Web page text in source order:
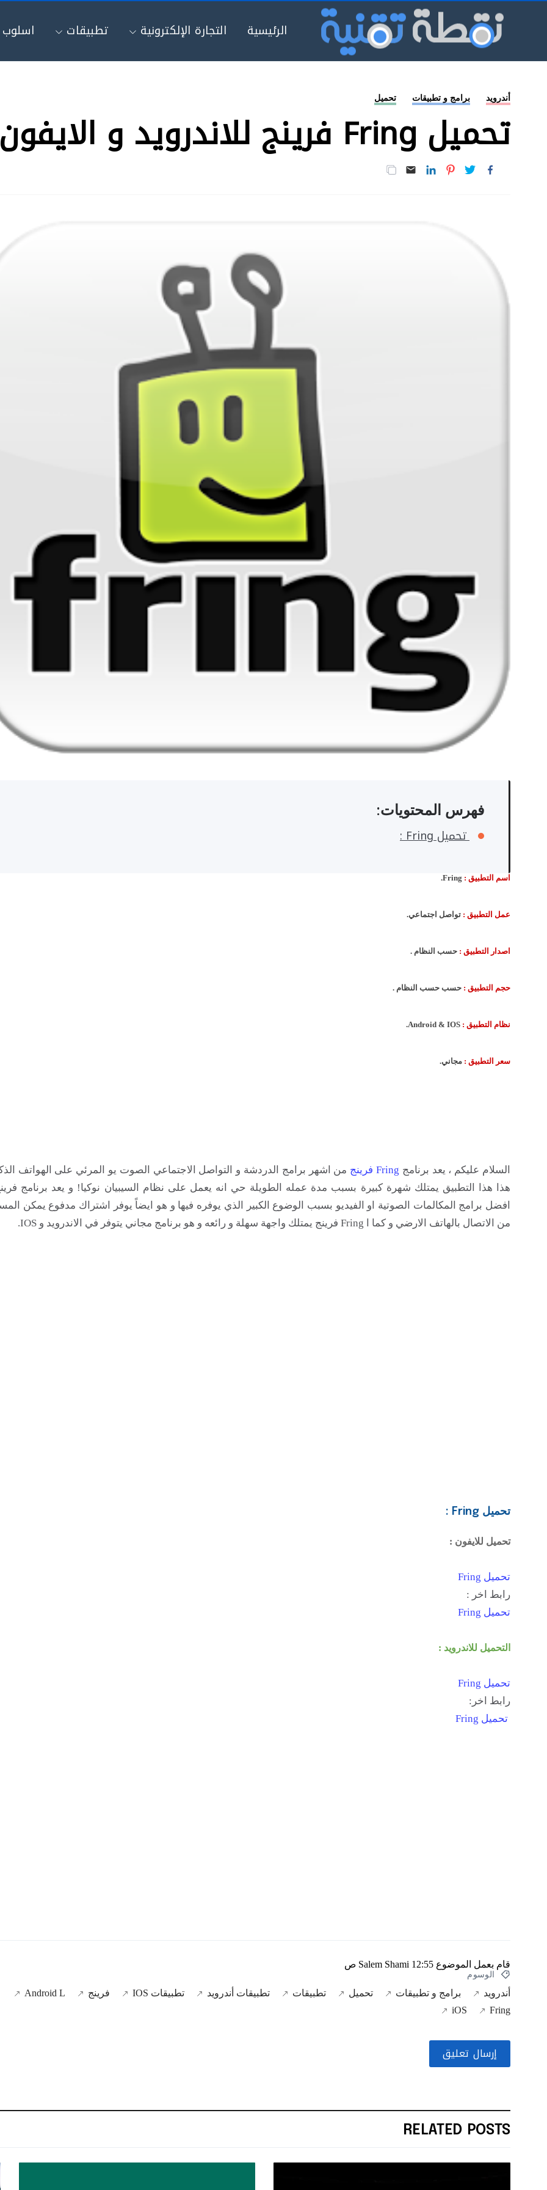
الرئيسية التجارة الإلكترونية تطبيقات اسلوب
أندرويد برامج و تطبيقات تحميل
تحميل Fring فرينج للاندرويد و الايفون
فهرس المحتويات:
تحميل Fring :
اسم التطبيق :
عمل التطبيق : تواصل اجتماعي.
اصدار التطبيق : حسب النظام .
حجم التطبيق : حسب حسب النظام .
نظام التطبيق :
سعر التطبيق : مجاني.
السلام عليكم ، يعد برنامج Fring فرينج من اشهر برامج الدردشة و التواصل الاجتماعي الصوت يو المرئي على الهواتف
هذا هذا التطبيق يمتلك شهرة كبيرة بسبب مدة عمله الطويلة حي انه يعمل على نظام السيبيان نوكيا! و يعد برنامج
افضل برامج المكالمات الصوتية او الفيديو بسبب الوضوع الكبير الذي يوفره فيها و هو ايضاً يوفر اشتراك مدفوع يمكن
من الاتصال بالهاتف الارضي و كما ا Fring فرينج يمتلك واجهة سهلة و رائعه و هو برنامج مجاني يتوفر في الاندرويد و IOS.
تحميل Fring :
تحميل للايفون :
تحميل Fring
رابط اخر :
تحميل Fring
التحميل للاندرويد :
تحميل Fring
رابط اخر:
تحميل Fring
قام بعمل الموضوع Salem Shami 12:55 ص
الوسوم
أندرويد برامج و تطبيقات تحميل تطبيقات تطبيقات أندرويد تطبيقات IOS فرينج
Android L
Fring
iOS
إرسال تعليق
RELATED POSTS